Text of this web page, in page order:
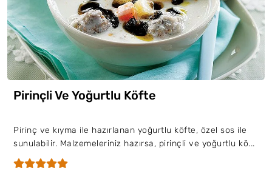
Pirinçli Ve Yoğurtlu Köfte
Pirinç ve kıyma ile hazırlanan yoğurtlu köfte, özel sos ile
sunulabilir. Malzemeleriniz hazırsa, pirinçli ve yoğurtlu kö...